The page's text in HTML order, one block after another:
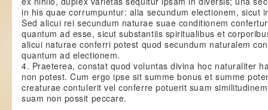
in his quae corrumpuntur: alia secundum electionem, sicut
Sed alicui rei secundum naturae suae conditionem
quantum ad esse, sicut substantiis spiritualibus et
alicui naturae conferri potest quod secundum naturalem
quantum ad electionem.
4. Praeterea, constat quod voluntas divina hoc naturaliter
non potest. Cum ergo ipse sit summe bonus et summe
creaturae contulerit vel conferre potuerit suam
suam non possit peccare.